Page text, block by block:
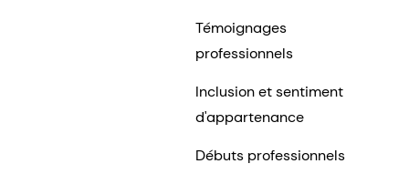
Témoignages
professionnels
Inclusion et sentiment
d'appartenance
Débuts professionnels